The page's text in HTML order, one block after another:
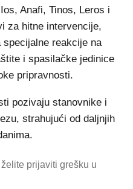
Anafi, Tinos, Leros i
za hitne intervencije,
reakcije na
i spasilačke jedinice
pripravnosti.
pozivaju stanovnike i
strahujući od daljnjih
prijaviti grešku u